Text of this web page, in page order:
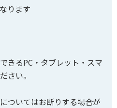
ります
きるPC・タブレット・スマ
さい。
ついてはお断りする場合が